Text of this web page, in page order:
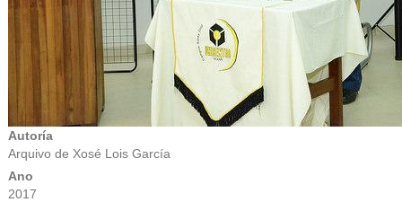
Autoría
Arquivo de Xosé Lois García
Ano
2017